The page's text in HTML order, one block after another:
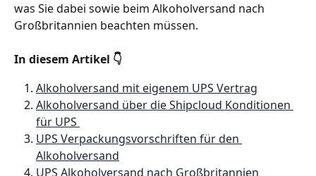
was Sie dabei sowie beim Alkoholversand nach
Großbritannien beachten müssen.
In diesem Artikel 👇
Alkoholversand mit eigenem UPS Vertrag
Alkoholversand über die Shipcloud Konditionen
für UPS
UPS Verpackungsvorschriften für den
Alkoholversand
UPS Alkoholversand nach Großbritannien